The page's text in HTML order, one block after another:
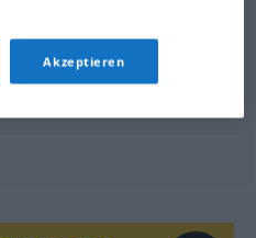
,(jemanden) ereilen
befallen
Akzeptieren